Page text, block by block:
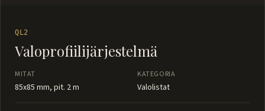
QL2
Valoprofiilijärjestelmä
MITAT
85x85 mm, pit. 2 m
KATEGORIA
Valolistat